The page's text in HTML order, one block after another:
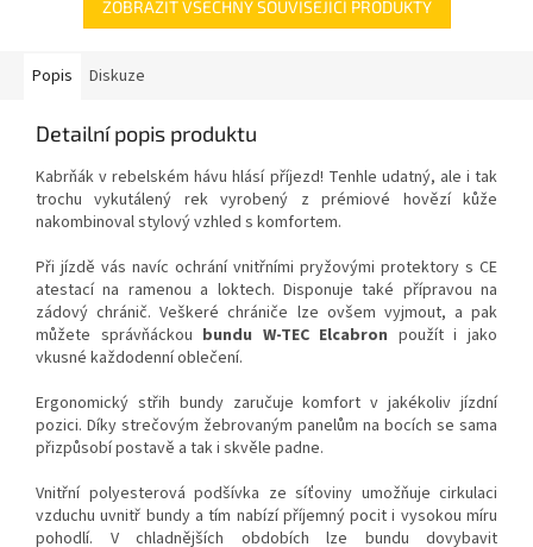
ZOBRAZIT VŠECHNY SOUVISEJÍCÍ PRODUKTY
Popis Diskuze
Detailní popis produktu
Kabrňák v rebelském hávu hlásí příjezd! Tenhle udatný, ale i tak
trochu vykutálený rek vyrobený z prémiové hovězí kůže
nakombinoval stylový vzhled s komfortem.
Při jízdě vás navíc ochrání vnitřními pryžovými protektory s CE
atestací na ramenou a loktech. Disponuje také přípravou na
zádový chránič. Veškeré chrániče lze ovšem vyjmout, a pak
můžete správňáckou bundu W-TEC Elcabron použít i jako
vkusné každodenní oblečení.
Ergonomický střih bundy zaručuje komfort v jakékoliv jízdní
pozici. Díky strečovým žebrovaným panelům na bocích se sama
přizpůsobí postavě a tak i skvěle padne.
Vnitřní polyesterová podšívka ze síťoviny umožňuje cirkulaci
vzduchu uvnitř bundy a tím nabízí příjemný pocit i vysokou míru
pohodlí. V chladnějších obdobích lze bundu dovybavit